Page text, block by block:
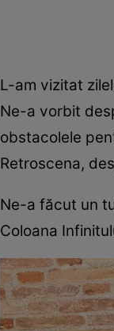
L-am vizitat
Ne-a vorbit
obstacolele
Retroscena,
Ne-a făcut un
Coloana